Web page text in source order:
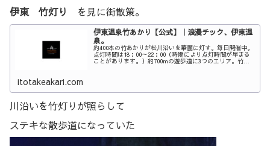
伊東 竹灯り
を見に街散策。
伊東温泉竹あかり【公式】｜浪漫チック、伊東温
泉。
約400本の竹あかりが松川沿いを華麗に灯す。毎日開催中。
点灯時間は18：00～22：00（時期により点灯時間が早まる
ことがあります。）約700mの遊歩道に3つのエリア。竹あ
itotakeakari.com
川沿いを竹灯りが照らして
ステキな散歩道になっていた